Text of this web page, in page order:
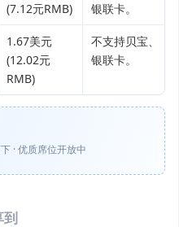
(7.12元RMB)
银联卡。
1.67美元
(12.02元
RMB)
不支持贝宝、
银联卡。
· 优质席位开放中
到